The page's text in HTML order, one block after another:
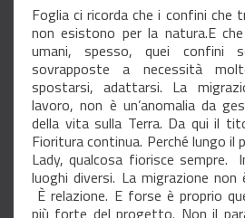
Foglia ci ricorda che i confini che
non esistono per la natura.E
umani, spesso, quei confini
sovrapposte a necessità
spostarsi, adattarsi. La
lavoro, non è un’anomalia da
della vita sulla Terra. Da qui il
Fioritura continua. Perché lungo il
Lady, qualcosa fiorisce sempre.
luoghi diversi. La migrazione
È relazione. E forse è proprio